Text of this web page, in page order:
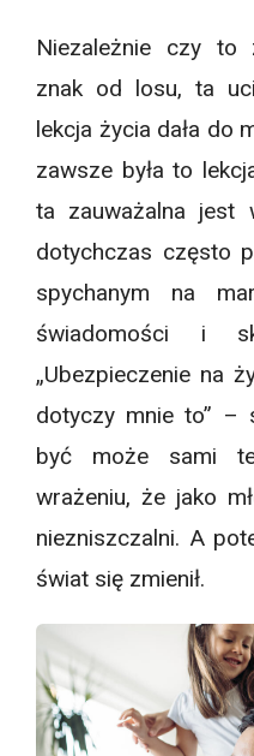
Niezależnie czy to
znak od losu, ta
lekcja życia dała do
zawsze była to
ta zauważalna jest
dotychczas często
spychanym na
świadomości i
„Ubezpieczenie na
dotyczy mnie to” –
być może sami
wrażeniu, że jako
niezniszczalni. A
świat się zmienił.